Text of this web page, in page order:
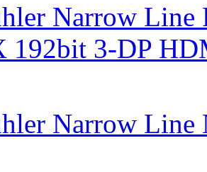
Narrow Line
192bit 3-DP
Narrow